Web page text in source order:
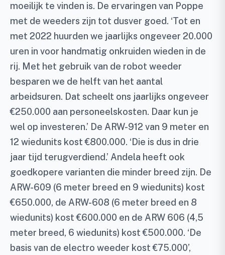
moeilijk te vinden is. De ervaringen van Poppe
met de weeders zijn tot dusver goed. ‘Tot en
met 2022 huurden we jaarlijks ongeveer 20.000
uren in voor handmatig onkruiden wieden in de
rij. Met het gebruik van de robot weeder
besparen we de helft van het aantal
arbeidsuren. Dat scheelt ons jaarlijks ongeveer
€250.000 aan personeelskosten. Daar kun je
wel op investeren.’ De ARW-912 van 9 meter en
12 wiedunits kost €800.000. ‘Die is dus in drie
jaar tijd terugverdiend.’ Andela heeft ook
goedkopere varianten die minder breed zijn. De
ARW-609 (6 meter breed en 9 wiedunits) kost
€650.000, de ARW-608 (6 meter breed en 8
wiedunits) kost €600.000 en de ARW 606 (4,5
meter breed, 6 wiedunits) kost €500.000. ‘De
basis van de electro weeder kost €75.000’,